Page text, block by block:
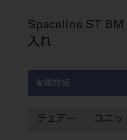
Spaceline ST BM
入れ
動画詳細
チェアー ユニッ